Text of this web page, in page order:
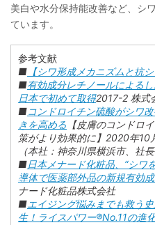
美白や水分保持能改善など、シ
ています。
参考文献
■ 【シワ形成メカニズムと抗シ
■有効成分レチノールによる
日本で初めて取得2017-2 株式
■コンドロイチン硫酸がシワ
きを高める 【皮膚のコンドロ
策がより効果的に】2020年
（本社：神奈川県横浜市、社
■日本メナード化粧品、“シワ
導体で医薬部外品の新規有効
ナード化粧品株式会社
■エイジング悩みまでも救う
生！ライスパワー®No.11の進